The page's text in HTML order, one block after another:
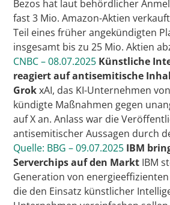
Bezos hat laut behördlicher
fast 3 Mio. Amazon-Aktien
Teil eines früher angekündigten
insgesamt bis zu 25 Mio. Aktien
CNBC – 08.07.2025 Künstliche
reagiert auf antisemitische
GrokxAI, das KI-Unternehmen
kündigte Maßnahmen gegen
auf X an. Anlass war die
antisemitischer Aussagen durch
Quelle: BBG – 09.07.2025 IBM
Serverchips auf den Markt IBM
Generation von
die den Einsatz künstlicher